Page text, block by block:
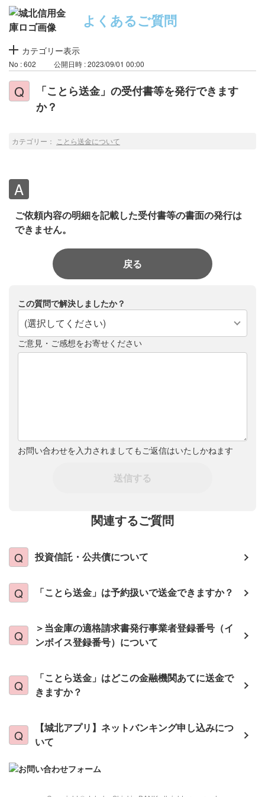
よくあるご質問
カテゴリー表示
No : 602 公開日時 : 2023/09/01 00:00
「ことら送金」の受付書等を発行できます
か？
カテゴリー： ことら送金について
ご依頼内容の明細を記載した受付書等の書面の発行は
できません。
戻る
この質問で解決しましたか？
(選択してください)
ご意見・ご感想をお寄せください
お問い合わせを入力されましてもご返信はいたしかねます
送信する
関連するご質問
投資信託・公共債について
「ことら送金」は予約扱いで送金できますか？
＞当金庫の適格請求書発行事業者登録番号（イ
ンボイス登録番号）について
「ことら送金」はどこの金融機関あてに送金で
きますか？
【城北アプリ】ネットバンキング申し込みにつ
いて